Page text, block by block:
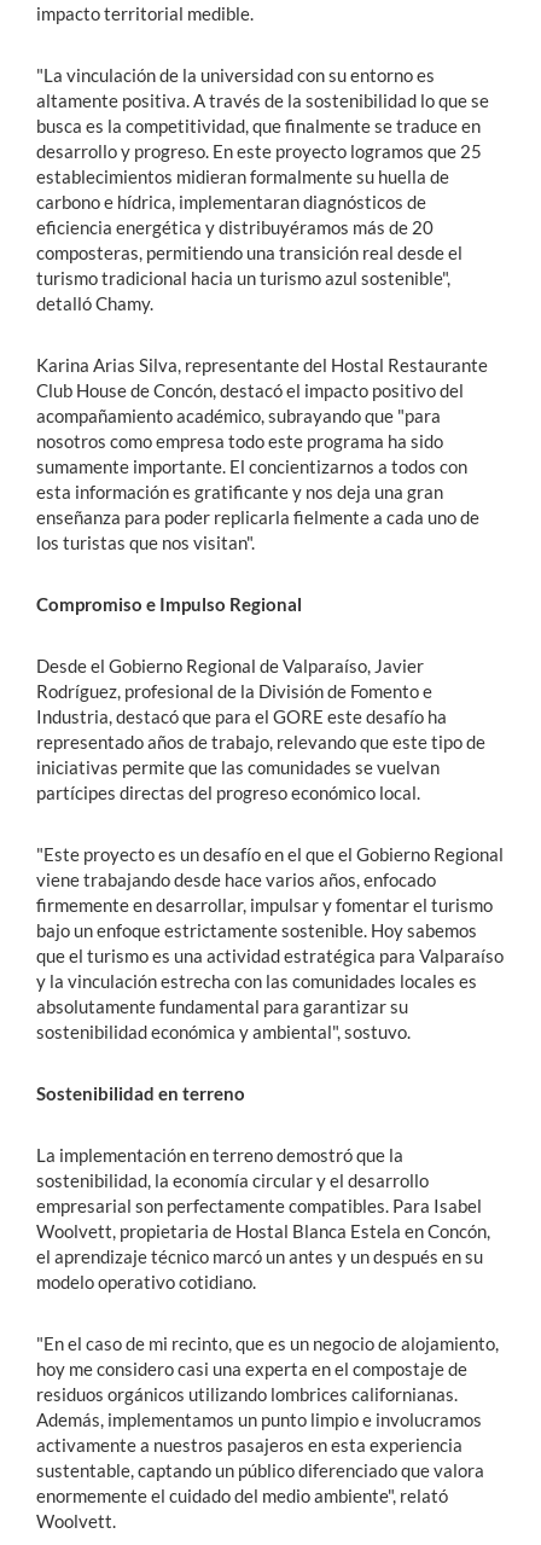
impacto territorial medible.
"La vinculación de la universidad con su entorno es
altamente positiva. A través de la sostenibilidad lo que se
busca es la competitividad, que finalmente se traduce en
desarrollo y progreso. En este proyecto logramos que 25
establecimientos midieran formalmente su huella de
carbono e hídrica, implementaran diagnósticos de
eficiencia energética y distribuyéramos más de 20
composteras, permitiendo una transición real desde el
turismo tradicional hacia un turismo azul sostenible",
detalló Chamy.
Karina Arias Silva, representante del Hostal Restaurante
Club House de Concón, destacó el impacto positivo del
acompañamiento académico, subrayando que "para
nosotros como empresa todo este programa ha sido
sumamente importante. El concientizarnos a todos con
esta información es gratificante y nos deja una gran
enseñanza para poder replicarla fielmente a cada uno de
los turistas que nos visitan".
Compromiso e Impulso Regional
Desde el Gobierno Regional de Valparaíso, Javier
Rodríguez, profesional de la División de Fomento e
Industria, destacó que para el GORE este desafío ha
representado años de trabajo, relevando que este tipo de
iniciativas permite que las comunidades se vuelvan
partícipes directas del progreso económico local.
"Este proyecto es un desafío en el que el Gobierno Regional
viene trabajando desde hace varios años, enfocado
firmemente en desarrollar, impulsar y fomentar el turismo
bajo un enfoque estrictamente sostenible. Hoy sabemos
que el turismo es una actividad estratégica para Valparaíso
y la vinculación estrecha con las comunidades locales es
absolutamente fundamental para garantizar su
sostenibilidad económica y ambiental", sostuvo.
Sostenibilidad en terreno
La implementación en terreno demostró que la
sostenibilidad, la economía circular y el desarrollo
empresarial son perfectamente compatibles. Para Isabel
Woolvett, propietaria de Hostal Blanca Estela en Concón,
el aprendizaje técnico marcó un antes y un después en su
modelo operativo cotidiano.
"En el caso de mi recinto, que es un negocio de alojamiento,
hoy me considero casi una experta en el compostaje de
residuos orgánicos utilizando lombrices californianas.
Además, implementamos un punto limpio e involucramos
activamente a nuestros pasajeros en esta experiencia
sustentable, captando un público diferenciado que valora
enormemente el cuidado del medio ambiente", relató
Woolvett.